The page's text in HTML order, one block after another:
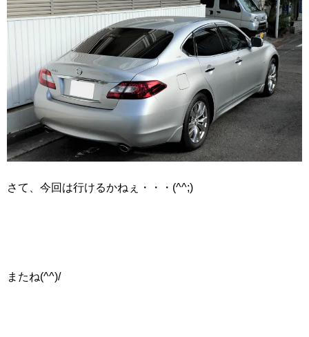
さて、今回は行けるかねぇ・・・(^^;)
またね(^^)/